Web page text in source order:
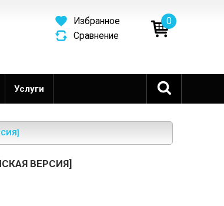
0
Избранное
Сравнение
Услуги
ВЕРСИЯ]